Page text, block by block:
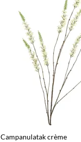
Campanulatak crème